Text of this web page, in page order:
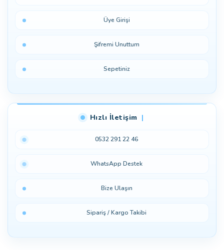
Üye Girişi
Şifremi Unuttum
Sepetiniz
Hızlı İletişim
0532 291 22 46
WhatsApp Destek
Bize Ulaşın
Sipariş / Kargo Takibi